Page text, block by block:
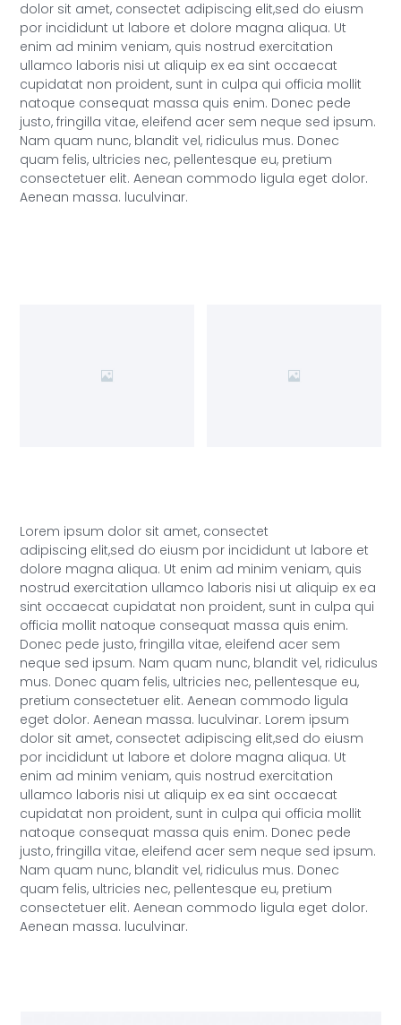
dolor sit amet, consectet adipiscing elit,sed do eiusm
por incididunt ut labore et dolore magna aliqua. Ut
enim ad minim veniam, quis nostrud exercitation
ullamco laboris nisi ut aliquip ex ea sint occaecat
cupidatat non proident, sunt in culpa qui officia mollit
natoque consequat massa quis enim. Donec pede
justo, fringilla vitae, eleifend acer sem neque sed ipsum.
Nam quam nunc, blandit vel, ridiculus mus. Donec
quam felis, ultricies nec, pellentesque eu, pretium
consectetuer elit. Aenean commodo ligula eget dolor.
Aenean massa. luculvinar.
Lorem ipsum dolor sit amet, consectet
adipiscing elit,sed do eiusm por incididunt ut labore et
dolore magna aliqua. Ut enim ad minim veniam, quis
nostrud exercitation ullamco laboris nisi ut aliquip ex ea
sint occaecat cupidatat non proident, sunt in culpa qui
officia mollit natoque consequat massa quis enim.
Donec pede justo, fringilla vitae, eleifend acer sem
neque sed ipsum. Nam quam nunc, blandit vel, ridiculus
mus. Donec quam felis, ultricies nec, pellentesque eu,
pretium consectetuer elit. Aenean commodo ligula
eget dolor. Aenean massa. luculvinar. Lorem ipsum
dolor sit amet, consectet adipiscing elit,sed do eiusm
por incididunt ut labore et dolore magna aliqua. Ut
enim ad minim veniam, quis nostrud exercitation
ullamco laboris nisi ut aliquip ex ea sint occaecat
cupidatat non proident, sunt in culpa qui officia mollit
natoque consequat massa quis enim. Donec pede
justo, fringilla vitae, eleifend acer sem neque sed ipsum.
Nam quam nunc, blandit vel, ridiculus mus. Donec
quam felis, ultricies nec, pellentesque eu, pretium
consectetuer elit. Aenean commodo ligula eget dolor.
Aenean massa. luculvinar.